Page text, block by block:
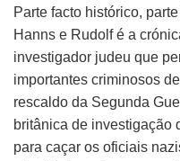
Parte facto histórico,
Hanns e Rudolf é a
investigador judeu que
importantes criminosos
rescaldo da Segunda
britânica de investigação
para caçar os oficiais